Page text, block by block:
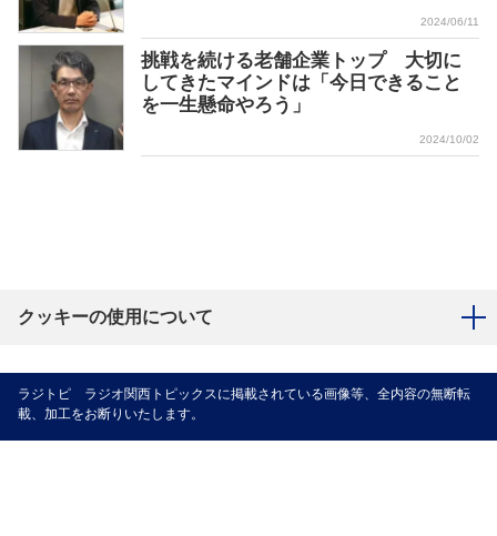
2024/06/11
挑戦を続ける老舗企業トップ 大切に
してきたマインドは「今日できること
を一生懸命やろう」
2024/10/02
クッキーの使用について
ラジトピ ラジオ関西トピックスに掲載されている画像等、全内容の無断転
載、加工をお断りいたします。